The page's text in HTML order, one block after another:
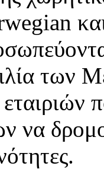
των
να